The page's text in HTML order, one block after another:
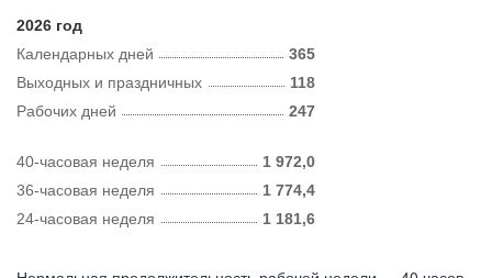
2026 год
Календарных дней
365
Рабочих дней 247
Выходных и праздничных 118
40-часовая неделя
1 972,0
36-часовая неделя
1 774,4
24-часовая неделя
1 181,6